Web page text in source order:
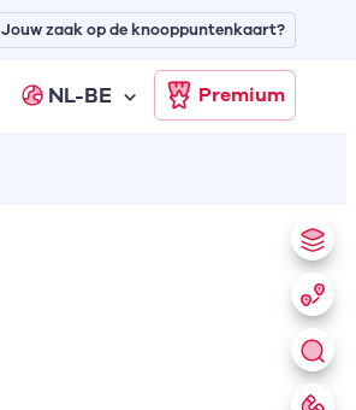
NL-BE Premium
Jouw zaak op de knooppuntenkaart?